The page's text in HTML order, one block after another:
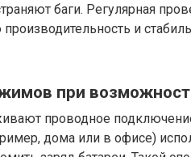
баги. Регулярная
и
при
проводное
дома или в офисе)